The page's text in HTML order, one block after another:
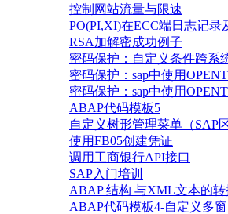
控制网站流量与限速
PO(PI,XI)在ECC端日志记录
RSA加解密成功例子
密码保护：自定义条件跨系
密码保护：sap中使用
密码保护：sap中使用
ABAP代码模板5
自定义树形管理菜单（SAP
使用FB05创建凭证
调用工商银行API接口
SAP入门培训
ABAP 结构 与XML文本的转
ABAP代码模板4-自定义多